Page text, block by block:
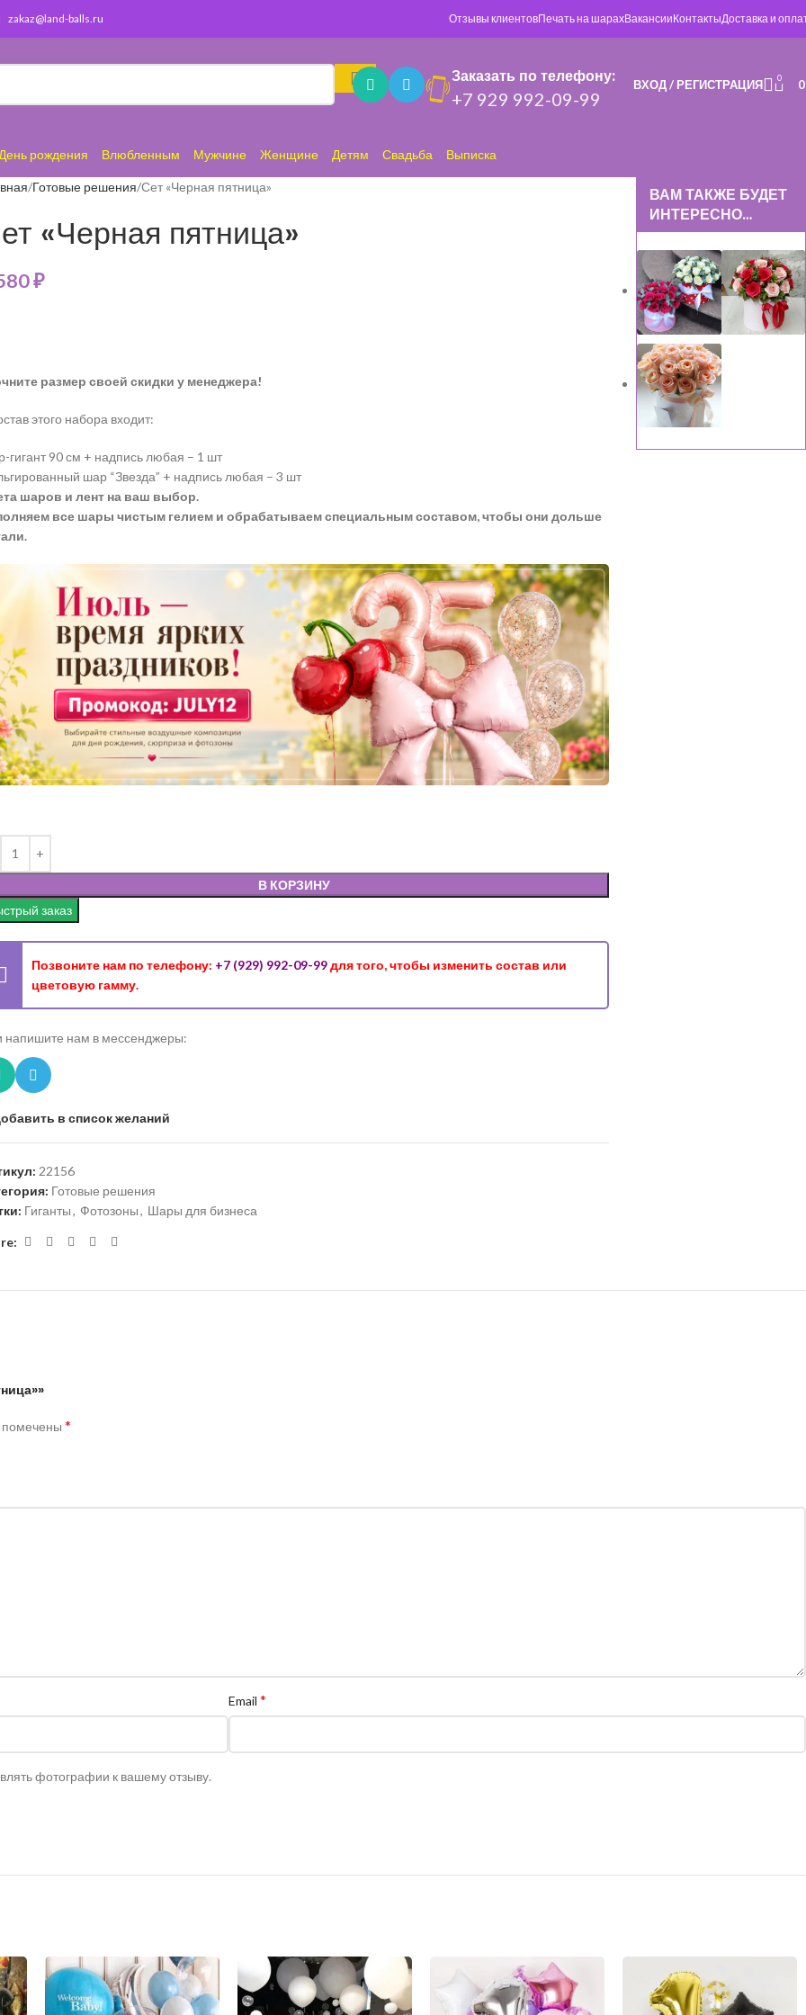
zakaz@land-balls.ru Отзывы клиентовПечать на шарахВакансииКонтактыДоставка и
Заказать по телефону:
+7 929 992-09-99
ВХОД / РЕГИСТРАЦИЯ 0
День рождения Влюбленным Мужчине Женщине Детям Свадьба Выписка
Готовые решения Сет «Черная пятница»
«Черная пятница»
₽
размер своей скидки у менеджера!
этого набора входит:
гигант 90 см + надпись любая – 1 шт
шар “Звезда” + надпись любая – 3 шт
шаров и лент на ваш выбор.
все шары чистым гелием и обрабатываем специальным составом, чтобы они дольше
В КОРЗИНУ
заказ
Позвоните нам по телефону: +7 (929) 992-09-99для того, чтобы изменить состав или
цветовую гамму.
напишите нам в мессенджеры:
в список желаний
22156
Готовые решения
Гиганты, Фотозоны, Шары для бизнеса
ВАМ ТАКЖЕ БУДЕТ
ИНТЕРЕСНО…
помечены *
Email *
фотографии к вашему отзыву.